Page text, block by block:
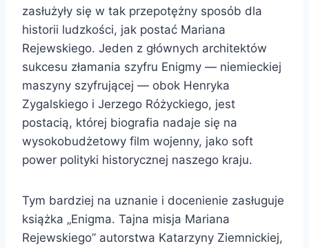
zasłużyły się w tak przepotężny sposób dla
historii ludzkości, jak postać Mariana
Rejewskiego. Jeden z głównych architektów
sukcesu złamania szyfru Enigmy — niemieckiej
maszyny szyfrującej — obok Henryka
Zygalskiego i Jerzego Różyckiego, jest
postacią, której biografia nadaje się na
wysokobudżetowy film wojenny, jako soft
power polityki historycznej naszego kraju.
Tym bardziej na uznanie i docenienie zasługuje
książka „Enigma. Tajna misja Mariana
Rejewskiego” autorstwa Katarzyny Ziemnickiej,